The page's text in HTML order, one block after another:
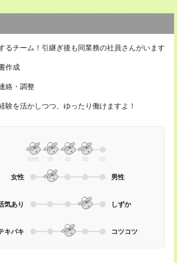
るチーム！引継ぎ後も同業務の社員さんがいます
作成
絡・調整
を活かしつつ、ゆったり働けますよ！
20代 30 40 50 60
女性 男性
気あり しずか
キパキ コツコツ